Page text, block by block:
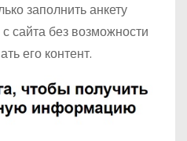
заполнить анкету
сайта без возможности
его контент.